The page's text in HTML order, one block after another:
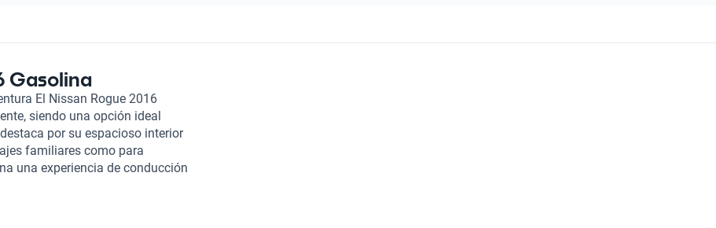
Gasolina
El Nissan Rogue 2016
siendo una opción ideal
por su espacioso interior
familiares como para
una experiencia de conducción
lo que se traduce en